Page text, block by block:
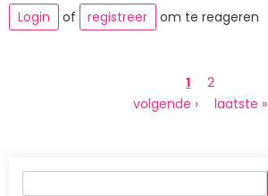
Login
of registreer om te reageren
Huidige
pagina
1 Page
2
Volgende
volgende ›
Laatste
laatste »